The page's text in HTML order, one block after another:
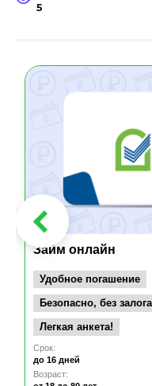
5
Займ онлайн
Удобное погашение
Безопасно, без
Легкая анкета!
Срок:
до 16 дней
Возраст: